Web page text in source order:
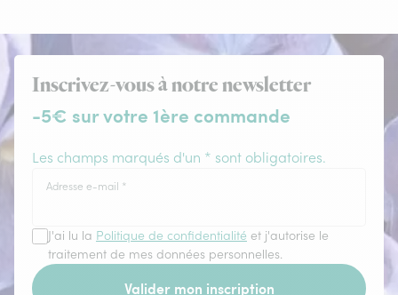
Inscrivez-vous à notre newsletter
-5€ sur votre 1ère commande
Les champs marqués d'un * sont obligatoires.
Adresse e-mail *
J'ai lu la Politique de confidentialité et j'autorise le
traitement de mes données personnelles.
Valider mon inscription